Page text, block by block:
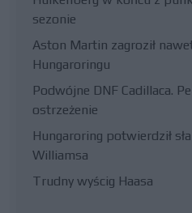
sezonie
Aston Martin zagroził
Hungaroringu
Podwójne DNF Cadillaca.
ostrzeżenie
Hungaroring potwierdził
Williamsa
Trudny wyścig Haasa